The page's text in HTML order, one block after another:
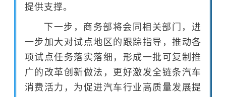
提供支撑。
下一步，商务部将会同相关部门，进
一步加大对试点地区的跟踪指导，推动各
项试点任务落实落细，形成一批可复制推
广的改革创新做法，更好激发全链条汽车
消费活力，为促进汽车行业高质量发展提